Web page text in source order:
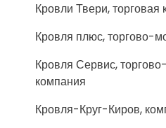
Кровли Твери, торговая
Кровля плюс, торгово-
Кровля Сервис,
компания
Кровля-Круг-Киров,